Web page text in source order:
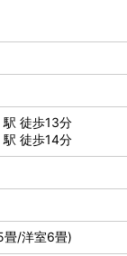
駅 徒歩13分
駅 徒歩14分
畳/洋室6畳)